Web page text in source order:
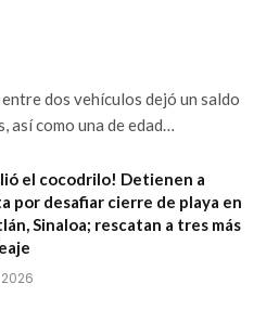
entre dos vehículos dejó un saldo
así como una de edad…
el cocodrilo! Detienen a
por desafiar cierre de playa en
Sinaloa; rescatan a tres más